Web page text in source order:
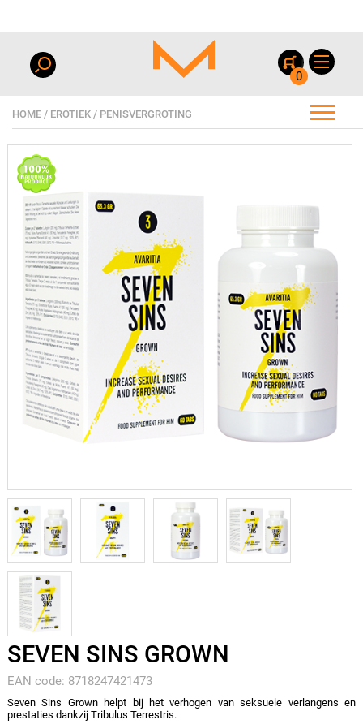
0
HOME / EROTIEK / PENISVERGROTING
SEVEN SINS GROWN
EAN code: 8718247421473
Seven Sins Grown helpt bij het verhogen van seksuele verlangens en
prestaties dankzij Tribulus Terrestris.